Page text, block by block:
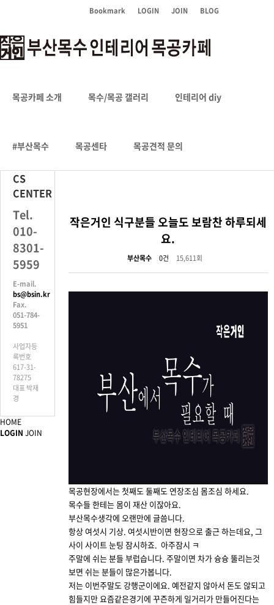
BLOG
JOIN
LOGIN
Bookmark
목공카페 소개 목수/목공 갤러리 인테리어 diy
#부산목수 목공센타 목공견적 문의
현장 스케치
HOME
작은거인 식구분들 오늘도 보람찬 하루되세
요.
부산목수 0건 15,611회
목공현장에서는 첫째도 둘째도 연장조심 몸조심 하세요.
목수들 한테는 몸이 재산 이잖아요.
부산목수생각에 오랜만에 글씀니다.
항상 여섯시 기상. 여섯시반이면 현장으로 출근 하는데요, 그
사이 사이트 눈팅 잠시하죠. 아주잠시 ㅋ
주말에 쉬는 분들 부럽습니다. 주말이면 차가 슝슝 뚤리는것
보면 쉬는 분들이 많은가봅니다.
저는 이번주말도 강행군이에요. 예전같지 않아서 돈도 않되고
힘들지만 요즘같은경기에 꾸즌하게 일거리가 만들어진다는
CS
CENTER
Tel.
010-
8301-
5959
E-mail.
bs@bsin.kr
Fax.
051-784-
5951
사업자등
록번호
617-31-
78275
대표 박재
경
HOME
LOGIN JOIN